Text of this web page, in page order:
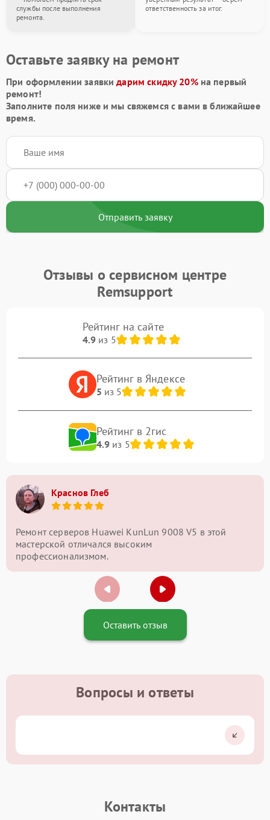
службы после выполнения
ремонта.
ответственность за итог.
Оставьте заявку на ремонт
При оформлении заявкидарим скидку 20%на первый
ремонт!
Заполните поля ниже и мы свяжемся с вами в ближайшее
время.
Отправить заявку
Отзывы о сервисном центре
Remsupport
Рейтинг на сайте
4.9из 5
Рейтинг в Яндексе
5 из 5
Рейтинг в 2гис
4.9из 5
Краснов Глеб
Ремонт серверов Huawei KunLun 9008 V5 в этой
мастерской отличался высоким
профессионализмом.
Оставить отзыв
Вопросы и ответы
Контакты